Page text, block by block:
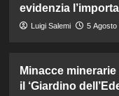
evidenzia
Luigi Salemi 5 Agosto
Minacce
il ‘Giardino